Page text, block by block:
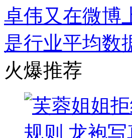
卓伟又在微博
是行业平均数
火爆推荐